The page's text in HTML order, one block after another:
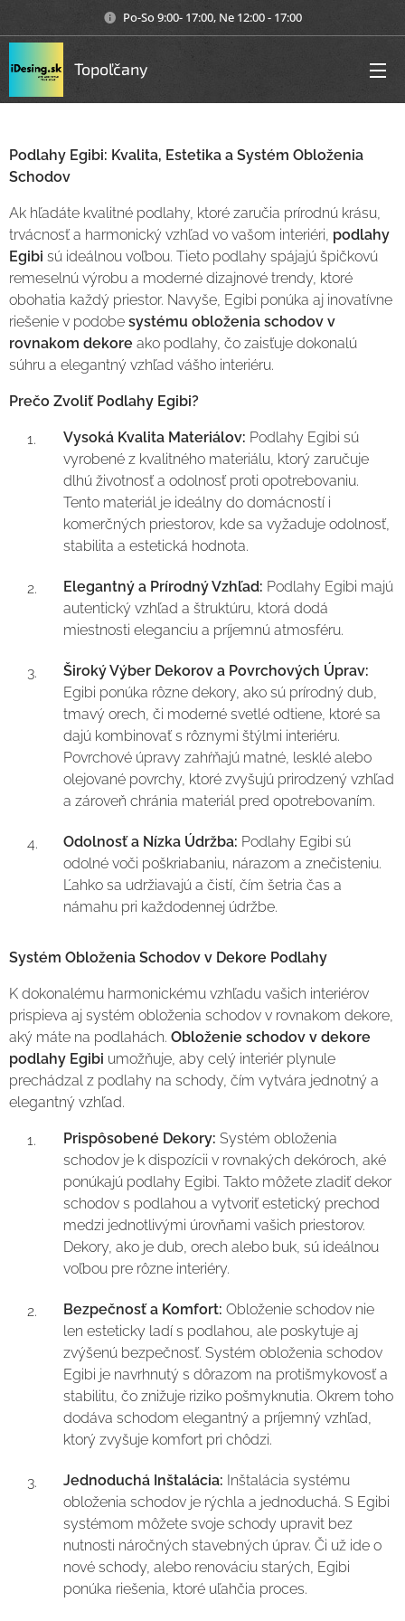
Po-So 9:00- 17:00, Ne 12:00 - 17:00
Topoľčany
Podlahy Egibi: Kvalita, Estetika a Systém Obloženia
Schodov
Ak hľadáte kvalitné podlahy, ktoré zaručia prírodnú krásu,
trvácnosť a harmonický vzhľad vo vašom interiéri, podlahy
Egibi sú ideálnou voľbou. Tieto podlahy spájajú špičkovú
remeselnú výrobu a moderné dizajnové trendy, ktoré
obohatia každý priestor. Navyše, Egibi ponúka aj inovatívne
riešenie v podobe systému obloženia schodov v
rovnakom dekore ako podlahy, čo zaisťuje dokonalú
súhru a elegantný vzhľad vášho interiéru.
Prečo Zvoliť Podlahy Egibi?
Vysoká Kvalita Materiálov: Podlahy Egibi sú
vyrobené z kvalitného materiálu, ktorý zaručuje
dlhú životnosť a odolnosť proti opotrebovaniu.
Tento materiál je ideálny do domácností i
komerčných priestorov, kde sa vyžaduje odolnosť,
stabilita a estetická hodnota.
Elegantný a Prírodný Vzhľad: Podlahy Egibi majú
autentický vzhľad a štruktúru, ktorá dodá
miestnosti eleganciu a príjemnú atmosféru.
Široký Výber Dekorov a Povrchových Úprav:
Egibi ponúka rôzne dekory, ako sú prírodný dub,
tmavý orech, či moderné svetlé odtiene, ktoré sa
dajú kombinovať s rôznymi štýlmi interiéru.
Povrchové úpravy zahŕňajú matné, lesklé alebo
olejované povrchy, ktoré zvyšujú prirodzený vzhľad
a zároveň chránia materiál pred opotrebovaním.
Odolnosť a Nízka Údržba: Podlahy Egibi sú
odolné voči poškriabaniu, nárazom a znečisteniu.
Ľahko sa udržiavajú a čistí, čím šetria čas a
námahu pri každodennej údržbe.
Systém Obloženia Schodov v Dekore Podlahy
K dokonalému harmonickému vzhľadu vašich interiérov
prispieva aj systém obloženia schodov v rovnakom dekore,
aký máte na podlahách. Obloženie schodov v dekore
podlahy Egibi umožňuje, aby celý interiér plynule
prechádzal z podlahy na schody, čím vytvára jednotný a
elegantný vzhľad.
Prispôsobené Dekory: Systém obloženia
schodov je k dispozícii v rovnakých dekóroch, aké
ponúkajú podlahy Egibi. Takto môžete zladiť dekor
schodov s podlahou a vytvoriť estetický prechod
medzi jednotlivými úrovňami vašich priestorov.
Dekory, ako je dub, orech alebo buk, sú ideálnou
voľbou pre rôzne interiéry.
Bezpečnosť a Komfort: Obloženie schodov nie
len esteticky ladí s podlahou, ale poskytuje aj
zvýšenú bezpečnosť. Systém obloženia schodov
Egibi je navrhnutý s dôrazom na protišmykovosť a
stabilitu, čo znižuje riziko pošmyknutia. Okrem toho
dodáva schodom elegantný a príjemný vzhľad,
ktorý zvyšuje komfort pri chôdzi.
Jednoduchá Inštalácia: Inštalácia systému
obloženia schodov je rýchla a jednoduchá. S Egibi
systémom môžete svoje schody upravit bez
nutnosti náročných stavebných úprav. Či už ide o
nové schody, alebo renováciu starých, Egibi
ponúka riešenia, ktoré uľahčia proces.